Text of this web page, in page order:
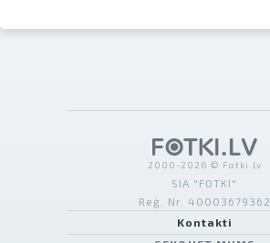
2000-2026 © Fotki.lv
SIA "FOTKI"
Reģ. Nr. 40003679362
Kontakti